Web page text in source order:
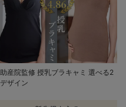
助産院監修 授乳ブラキャミ 選べる2
デザイン